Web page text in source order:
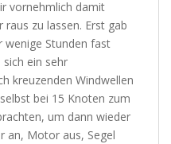
vornehmlich damit
zu lassen. Erst gab
wenige Stunden fast
ein sehr
kreuzenden Windwellen
bei 15 Knoten zum
um dann wieder
an, Motor aus, Segel